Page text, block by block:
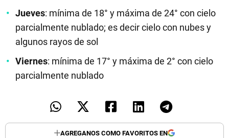
Jueves: mínima de 18° y máxima de 24° con cielo
parcialmente nublado; es decir cielo con nubes y
algunos rayos de sol
Viernes: mínima de 17° y máxima de 2° con cielo
parcialmente nublado
AGREGANOS COMO FAVORITOS EN